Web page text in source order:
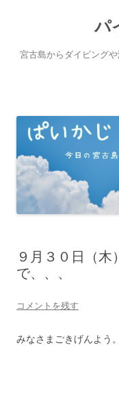
パ
宮古島からダイビング
９月３０日（木
で、、、
コメントを残す
みなさまごきげんよう。